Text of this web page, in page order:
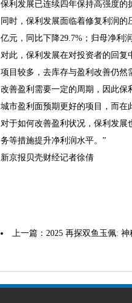
保利发展已连续四年保持高强度的
同时，保利发展面临着修复利润的
亿元，同比下降29.7%；归母净利
对此，保利发展在对投资者的回复
项目较多，去库存与盈利改善仍然
改善盈利需要一定的周期，因此
城市盈利面预期更好的项目，而在
对于如何改善盈利状况，保利发展
务等措施提升净利润水平。”
新京报贝壳财经记者徐倩
上一篇： 2025 再探双鱼玉佩: